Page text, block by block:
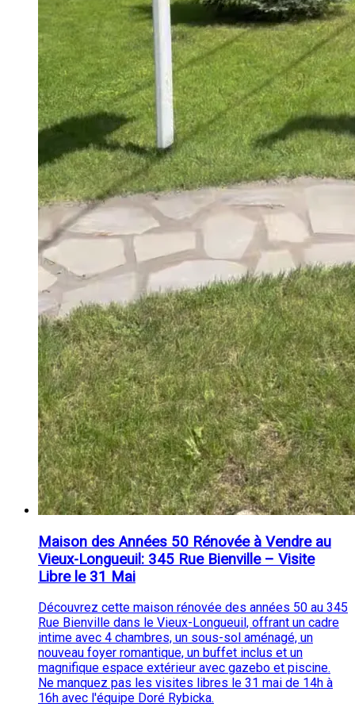
Maison des Années 50 Rénovée à Vendre au
Vieux-Longueuil: 345 Rue Bienville – Visite
Libre le 31 Mai
Découvrez cette maison rénovée des années 50 au 345
Rue Bienville dans le Vieux-Longueuil, offrant un cadre
intime avec 4 chambres, un sous-sol aménagé, un
nouveau foyer romantique, un buffet inclus et un
magnifique espace extérieur avec gazebo et piscine.
Ne manquez pas les visites libres le 31 mai de 14h à
16h avec l'équipe Doré Rybicka.